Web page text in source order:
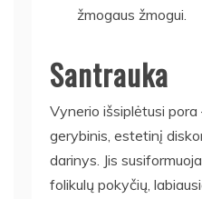
žmogaus žmogui.
Santrauka
Vynerio išsiplėtusi pora
gerybinis, estetinį
darinys. Jis
folikulų pokyčių,